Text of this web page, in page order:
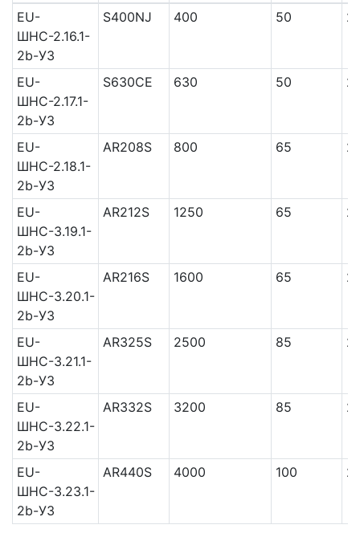
EU-
ШНС-2.16.1-
2b-УЗ
S400NJ 400 50
EU-
ШНС-2.17.1-
2b-УЗ
S630CE 630 50
EU-
ШНС-2.18.1-
2b-УЗ
AR208S 800 65
EU-
ШНС-3.19.1-
2b-УЗ
AR212S 1250 65
EU-
ШНС-3.20.1-
2b-УЗ
AR216S 1600 65
EU-
ШНС-3.21.1-
2b-УЗ
AR325S 2500 85
EU-
ШНС-3.22.1-
2b-УЗ
AR332S 3200 85
EU-
ШНС-3.23.1-
2b-УЗ
AR440S 4000 100